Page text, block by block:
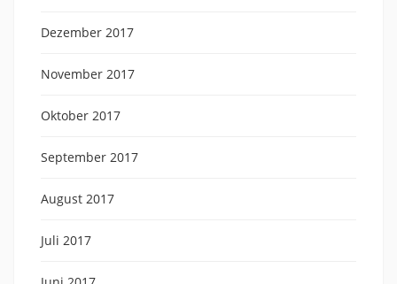
Dezember 2017
November 2017
Oktober 2017
September 2017
August 2017
Juli 2017